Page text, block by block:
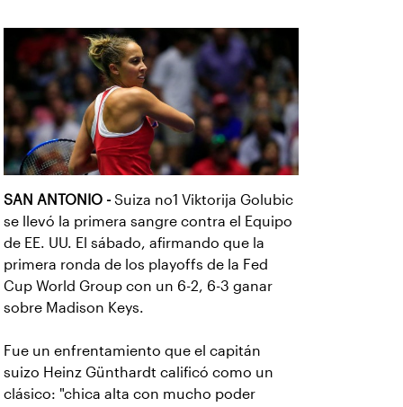
SAN ANTONIO - Suiza no1 Viktorija Golubic
se llevó la primera sangre contra el Equipo
de EE. UU. El sábado, afirmando que la
primera ronda de los playoffs de la Fed
Cup World Group con un 6-2, 6-3 ganar
sobre Madison Keys.
Fue un enfrentamiento que el capitán
suizo Heinz Günthardt calificó como un
clásico: "chica alta con mucho poder